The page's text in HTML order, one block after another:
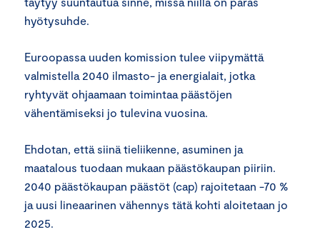
hyötysuhde.
Euroopassa uuden komission tulee viipymättä
valmistella 2040 ilmasto- ja energialait, jotka
ryhtyvät ohjaamaan toimintaa päästöjen
vähentämiseksi jo tulevina vuosina.
Ehdotan, että siinä tieliikenne, asuminen ja
maatalous tuodaan mukaan päästökaupan piiriin.
2040 päästökaupan päästöt (cap) rajoitetaan -70 %
ja uusi lineaarinen vähennys tätä kohti aloitetaan jo
2025.